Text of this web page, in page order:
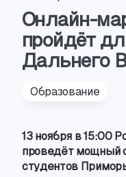
Онлайн-
пройдёт
Дальнего
Образование
13 ноября в 15:00
проведёт мощный
студентов